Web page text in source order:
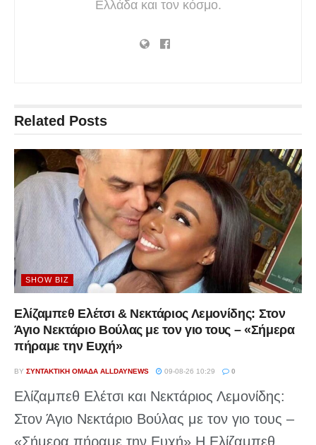
Ελλάδα και τον κόσμο.
Related Posts
SHOW BIZ
Ελίζαμπεθ Ελέτσι & Νεκτάριος Λεμονίδης: Στον
Άγιο Νεκτάριο Βούλας με τον γιο τους – «Σήμερα
πήραμε την Ευχή»
BY ΣΥΝΤΑΚΤΙΚΉ ΟΜΆΔΑ ALLDAYNEWS 09-08-26 10:29 0
Ελίζαμπεθ Ελέτσι και Νεκτάριος Λεμονίδης:
Στον Άγιο Νεκτάριο Βούλας με τον γιο τους –
«Σήμερα πήραμε την Ευχή» Η Ελίζαμπεθ...